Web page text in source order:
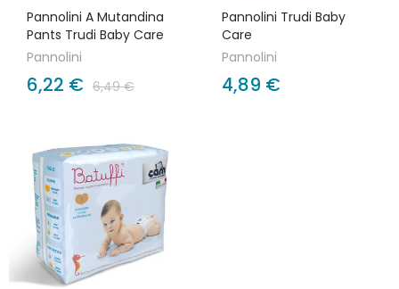
Pannolini A Mutandina
Pants Trudi Baby Care
Pannolini
6,22 € 6,49 €
Pannolini Trudi Baby
Care
Pannolini
4,89 €